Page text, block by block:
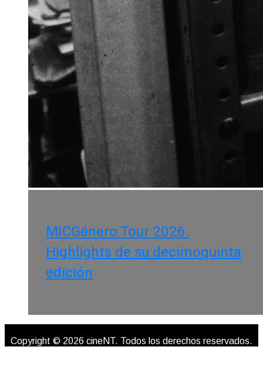
MICGénero Tour 2026.
Highlights de su decimoquinta
edición
Copyright © 2026 cineNT. Todos los derechos reservados.